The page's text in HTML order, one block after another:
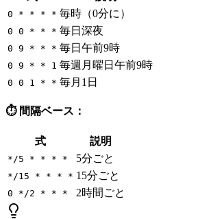
0 * * * * 毎時（0分に）
0 0 * * * 毎日深夜
0 9 * * * 毎日午前9時
0 9 * * 1 毎週月曜日午前9時
0 0 1 * * 毎月1日
⏱️ 間隔ベース：
式 説明
*/5 * * * * 5分ごと
*/15 * * * * 15分ごと
0 */2 * * * 2時間ごと